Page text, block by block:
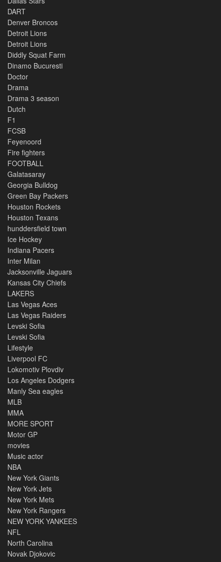
DART
Denver Broncos
Detroit Lions
Detroit Lions
Diddly Squat Farm
Dinamo Bucuresti
Doctor
Drama
Drama 3 season
Dutch
F1
FCSB
Feyenoord
Fire fighters
FOOTBALL
Galatasaray
Georgia Bulldog
Green Bay Packers
Houston Rockets
Houston Texans
hunddersfield town
Ice Hockey
Indiana Pacers
Inter Milan
Jacksonville Jaguars
Kansas City Chiefs
LAKERS
Las Vegas Aces
Las Vegas Raiders
Levski Sofia
Levski Sofia
Lifestyle
Liverpool FC
Lokomotiv Plovdiv
Los Angeles Dodgers
Manly Sea eagles
MLB
MMA
MORE SPORT
Motor GP
movies
Music actor
NBA
New York Giants
New York Jets
New York Mets
New York Rangers
NEW YORK YANKEES
NFL
North Carolina
Novak Djokovic